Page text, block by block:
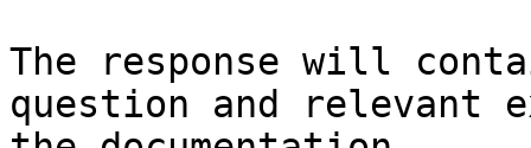
The response will
question and relevant